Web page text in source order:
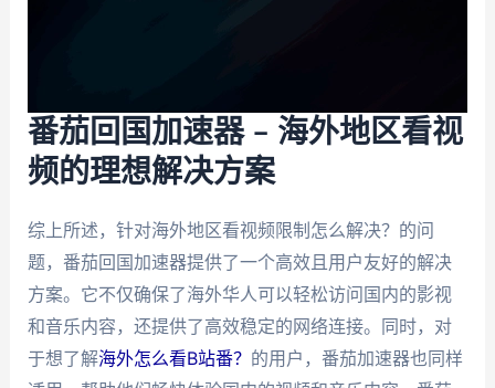
番茄回国加速器 – 海外地区看视
频的理想解决方案
综上所述，针对海外地区看视频限制怎么解决？的问
题，番茄回国加速器提供了一个高效且用户友好的解决
方案。它不仅确保了海外华人可以轻松访问国内的影视
和音乐内容，还提供了高效稳定的网络连接。同时，对
于想了解海外怎么看B站番？ 的用户，番茄加速器也同样